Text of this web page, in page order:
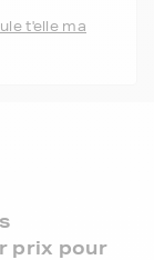
t'elle ma
prix pour